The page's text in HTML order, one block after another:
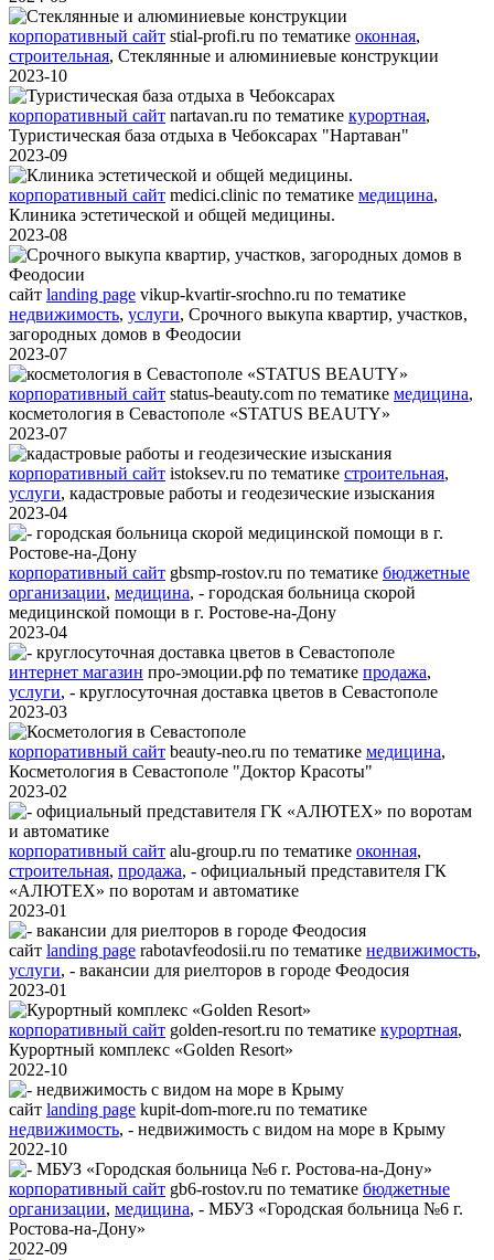
корпоративный сайт stial-profi.ru по тематике оконная,
строительная, Стеклянные и алюминиевые конструкции
2023-10
корпоративный сайт nartavan.ru по тематике курортная,
Туристическая база отдыха в Чебоксарах "Нартаван"
2023-09
корпоративный сайт medici.clinic по тематике медицина,
Клиника эстетической и общей медицины.
2023-08
сайт landing page vikup-kvartir-srochno.ru по тематике
недвижимость, услуги, Срочного выкупа квартир, участков,
загородных домов в Феодосии
2023-07
корпоративный сайт status-beauty.com по тематике медицина,
косметология в Севастополе «STATUS BEAUTY»
2023-07
корпоративный сайт istoksev.ru по тематике строительная,
услуги, кадастровые работы и геодезические изыскания
2023-04
корпоративный сайт gbsmp-rostov.ru по тематике бюджетные
организации, медицина, - городская больница скорой
медицинской помощи в г. Ростове-на-Дону
2023-04
интернет магазин про-эмоции.рф по тематике продажа,
услуги, - круглосуточная доставка цветов в Севастополе
2023-03
корпоративный сайт beauty-neo.ru по тематике медицина,
Косметология в Севастополе "Доктор Красоты"
2023-02
корпоративный сайт alu-group.ru по тематике оконная,
строительная, продажа, - официальный представителя ГК
«АЛЮТЕХ» по воротам и автоматике
2023-01
сайт landing page rabotavfeodosii.ru по тематике недвижимость,
услуги, - вакансии для риелторов в городе Феодосия
2023-01
корпоративный сайт golden-resort.ru по тематике курортная,
Курортный комплекс «Golden Resort»
2022-10
сайт landing page kupit-dom-more.ru по тематике
недвижимость, - недвижимость с видом на море в Крыму
2022-10
корпоративный сайт gb6-rostov.ru по тематике бюджетные
организации, медицина, - МБУЗ «Городская больница №6 г.
Ростова-на-Дону»
2022-09